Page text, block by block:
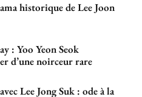
historique de Lee Joon
: Yoo Yeon Seok
d’une noirceur rare
Lee Jong Suk : ode à la